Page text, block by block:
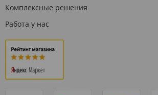
Комплексные решения
Работа у нас